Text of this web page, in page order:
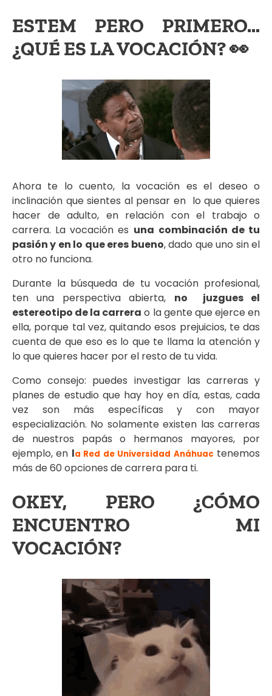
ESTEM PERO PRIMERO…
¿QUÉ ES LA VOCACIÓN? 👀
Ahora te lo cuento, la vocación es el deseo o
inclinación que sientes al pensar en lo que quieres
hacer de adulto, en relación con el trabajo o
carrera. La vocación es una combinación de tu
pasión y en lo que eres bueno, dado que uno sin el
otro no funciona.
Durante la búsqueda de tu vocación profesional,
ten una perspectiva abierta, no juzgues el
estereotipo de la carrera o la gente que ejerce en
ella, porque tal vez, quitando esos prejuicios, te das
cuenta de que eso es lo que te llama la atención y
lo que quieres hacer por el resto de tu vida.
Como consejo: puedes investigar las carreras y
planes de estudio que hay hoy en día, estas, cada
vez son más específicas y con mayor
especialización. No solamente existen las carreras
de nuestros papás o hermanos mayores, por
ejemplo, en la Red de Universidad Anáhuac tenemos
más de 60 opciones de carrera para ti.
OKEY, PERO ¿CÓMO
ENCUENTRO MI
VOCACIÓN?